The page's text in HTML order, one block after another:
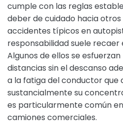
cumple con las reglas
deber de cuidado hacia otros
accidentes típicos en
responsabilidad suele recaer
Algunos de ellos se
distancias sin el descanso
a la fatiga del conductor que
sustancialmente su
es particularmente común
camiones comerciales.